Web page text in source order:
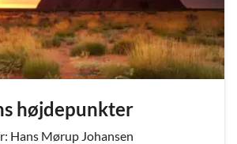
højdepunkter
Hans Mørup Johansen